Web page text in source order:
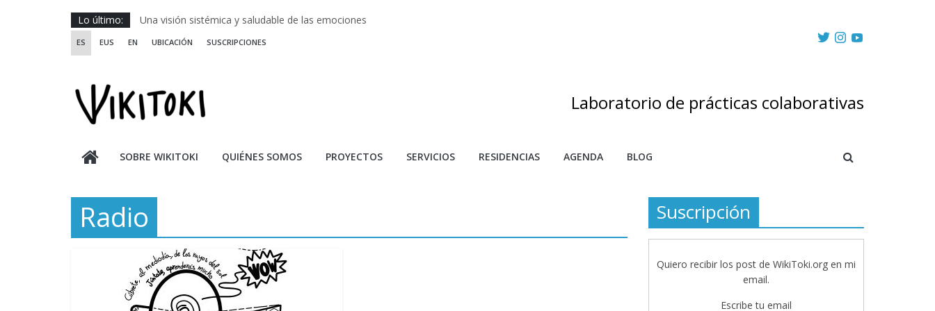
Saltar
contenido
Lo último:
Una visión sistémica y saludable de las emociones
Investigando y haciendo desde-con las artes
ES EUS EN UBICACIÓN SUSCRIPCIONES
Laboratorio de prácticas colaborativas
SOBRE WIKITOKI QUIÉNES SOMOS PROYECTOS SERVICIOS RESIDENCIAS AGENDA BLOG
Radio Suscripción
Quiero recibir los post de WikiToki.org en mi
email.
Escribe tu email